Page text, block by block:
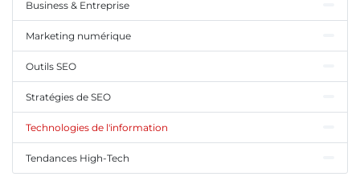
Business & Entreprise
Marketing numérique
Outils SEO
Stratégies de SEO
Technologies de l'information
Tendances High-Tech